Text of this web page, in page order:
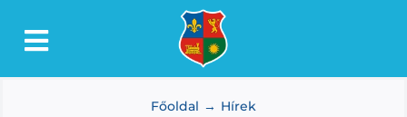
Toggle
Lőkösháza
Főoldal Hírek